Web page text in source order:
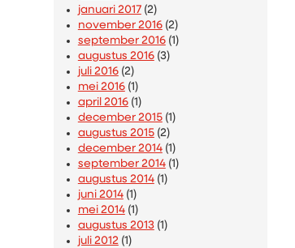
januari 2017(2)
november 2016(2)
september 2016(1)
augustus 2016(3)
juli 2016(2)
mei 2016(1)
april 2016(1)
december 2015(1)
augustus 2015(2)
december 2014(1)
september 2014(1)
augustus 2014(1)
juni 2014(1)
mei 2014(1)
augustus 2013(1)
juli 2012(1)